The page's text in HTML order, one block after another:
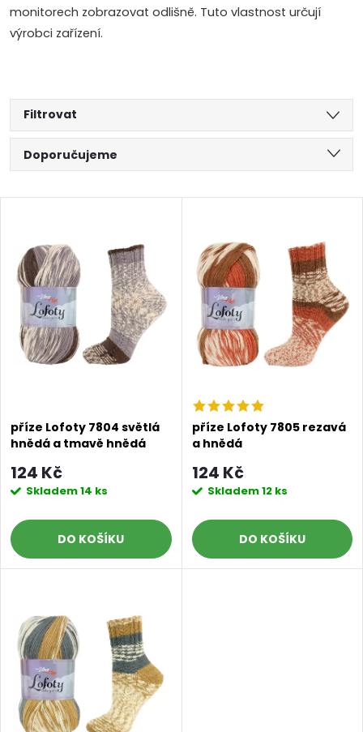
monitorech zobrazovat odlišně. Tuto vlastnost určují
výrobci zařízení.
Filtrovat
Ř
a
e
n
r
o
d
u
t
ů
Doporučujeme
Abecedně
ý
p
p
r
o
d
u
k
t
ů
příze Lofoty 7804 světlá
hnědá a tmavě hnědá
124 Kč
Skladem14 ks
DO KOŠÍKU
příze Lofoty 7805 rezavá
a hnědá
124 Kč
Skladem12 ks
DO KOŠÍKU